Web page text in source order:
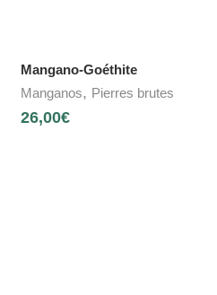
Mangano-Goéthite
Manganos, Pierres brutes
26,00€